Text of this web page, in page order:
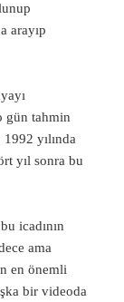
arayıp
gün tahmin
yılında
yıl sonra bu
icadının
ama
en önemli
bir videoda